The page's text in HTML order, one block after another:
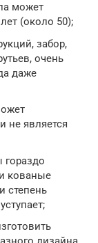
может
(около 50);
забор,
очень
даже
не является
гораздо
кованые
степень